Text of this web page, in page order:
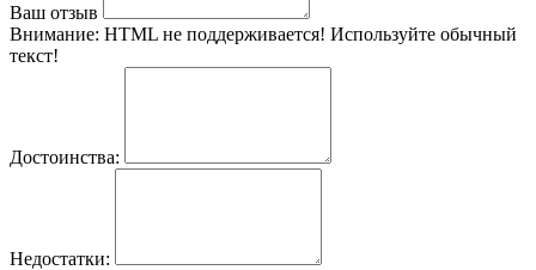
Ваш отзыв
Внимание: HTML не поддерживается! Используйте обычный
текст!
Достоинства:
Недостатки: